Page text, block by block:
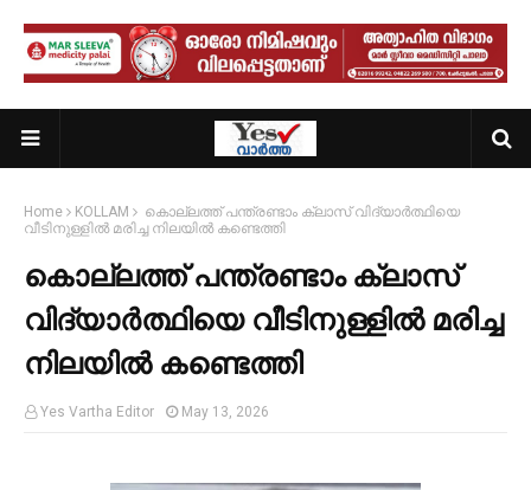
Home KOLLAM
കൊല്ലത്ത് പന്ത്രണ്ടാം ക്ലാസ് വിദ്യാർത്ഥിയെ
വീടിനുള്ളിൽ മരിച്ച നിലയിൽ കണ്ടെത്തി
കൊല്ലത്ത് പന്ത്രണ്ടാം ക്ലാസ്
വിദ്യാർത്ഥിയെ വീടിനുള്ളിൽ മരിച്ച
നിലയിൽ കണ്ടെത്തി
Yes Vartha Editor May 13, 2026